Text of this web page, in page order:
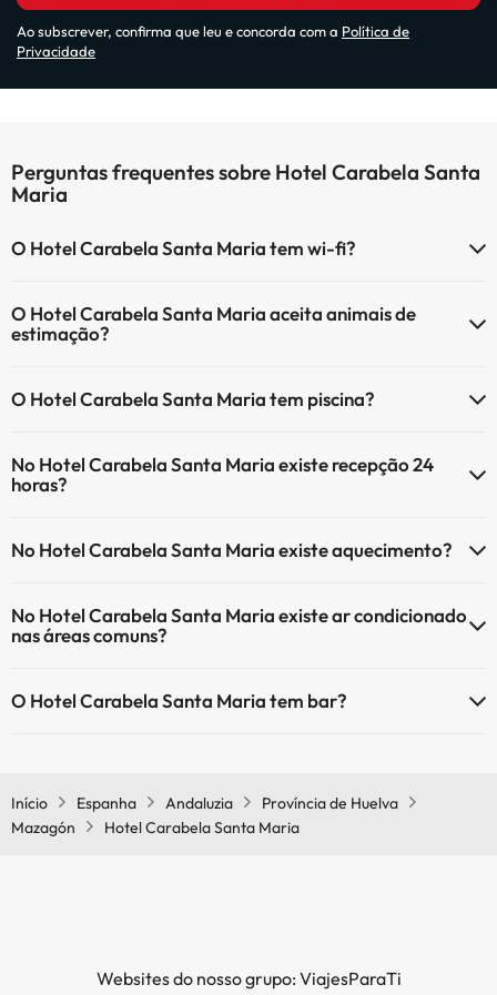
Ao subscrever, confirma que leu e concorda com a Política de
Privacidade
Perguntas frequentes sobre Hotel Carabela Santa
Maria
O Hotel Carabela Santa Maria tem wi-fi?
O Hotel Carabela Santa Maria aceita animais de
estimação?
O Hotel Carabela Santa Maria tem piscina?
adicional). Aqui tem mais info sobre a piscina e outras facilidades.
No Hotel Carabela Santa Maria existe recepção 24
horas?
No Hotel Carabela Santa Maria existe aquecimento?
comuns.
No Hotel Carabela Santa Maria existe ar condicionado
nas áreas comuns?
comuns.
O Hotel Carabela Santa Maria tem bar?
Início Espanha Andaluzia
Província de Huelva
Mazagón
Hotel Carabela Santa Maria
Websites do nosso grupo: ViajesParaTi